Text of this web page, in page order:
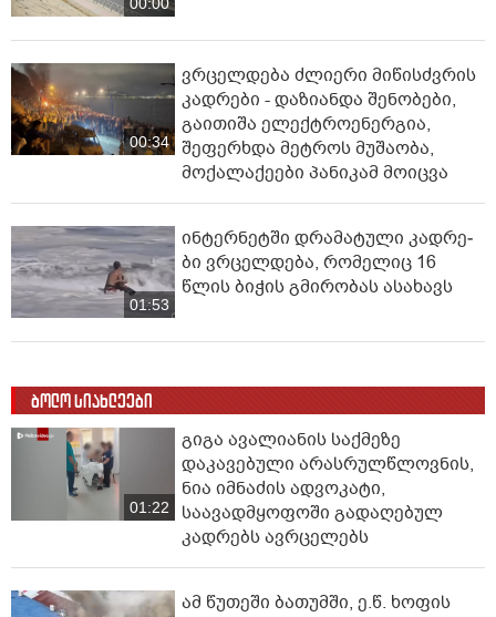
00:34
ვრცელდება ძლიერი მიწისძვრის
კადრები - დაზიანდა შენობები,
გაითიშა ელექტროენერგია,
შეფერხდა მეტროს მუშაობა,
მოქალაქეები პანიკამ მოიცვა
01:53
ინ­ტერ­ნეტ­ში დრა­მა­ტუ­ლი კად­რე­
ბი ვრცელდება, რომელიც 16
წლის ბიჭის გმირობას ასახავს
ბოლო სიახლეები
01:22
გიგა ავალიანის საქმეზე
დაკავებული არასრულწლოვნის,
ნია იმნაძის ადვოკატი,
საავადმყოფოში გადაღებულ
კადრებს ავრცელებს
ამ წუთეში ბათუმში, ე.წ. ხოფის